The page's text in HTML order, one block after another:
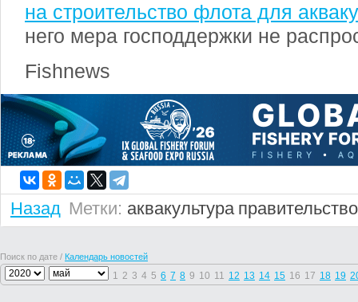
на строительство флота для
него мера господдержки не
Fishnews
Назад Метки: аквакультура правительство
Поиск по дате / Календарь новостей
1 2 3 4 5 6 7 8 9 10 11 12 13 14 15 16 17 18 19